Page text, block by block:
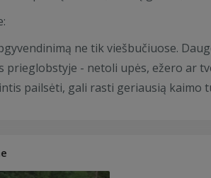
ne tik viešbučiuose.
prieglobstyje - netoli upės, ežero ar
pailsėti, gali rasti geriausią kaimo